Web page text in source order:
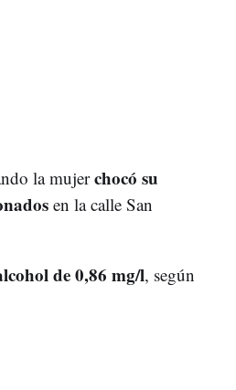
la mujerchocó su
en la calle San
de 0,86 mg/l, según